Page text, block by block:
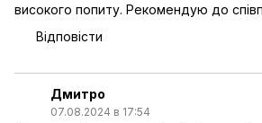
високого попиту. Рекомендую до
Відповісти
Дмитро
07.08.2024 в 17:54